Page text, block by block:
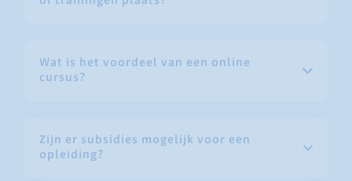
Wat is het voordeel van een online
cursus?
Zijn er subsidies mogelijk voor een
opleiding?